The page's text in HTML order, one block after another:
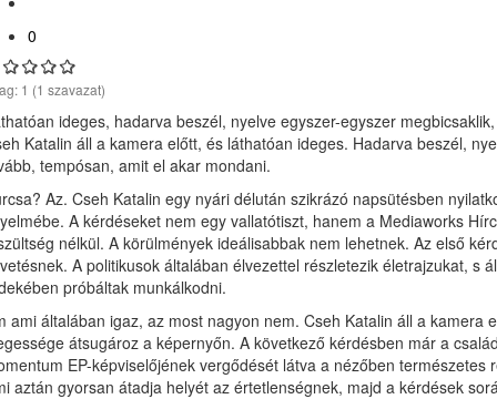
0
1 (1 szavazat)
ideges, hadarva beszél, nyelve egyszer-egyszer
Katalin áll a kamera előtt, és láthatóan ideges. Hadarva beszél,
tempósan, amit el akar mondani.
Az. Cseh Katalin egy nyári délután szikrázó napsütésben
A kérdéseket nem egy vallatótiszt, hanem a Mediaworks
nélkül. A körülmények ideálisabbak nem lehetnek. Az első
A politikusok általában élvezettel részletezik életrajzukat,
próbáltak munkálkodni.
ami általában igaz, az most nagyon nem. Cseh Katalin áll a
átsugároz a képernyőn. A következő kérdésben már a
EP-képviselőjének vergődését látva a nézőben
aztán gyorsan átadja helyét az értetlenségnek, majd a kérdések